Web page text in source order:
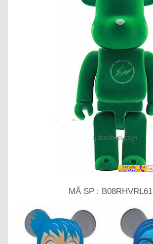
MÃ SP : B08RHVRL61